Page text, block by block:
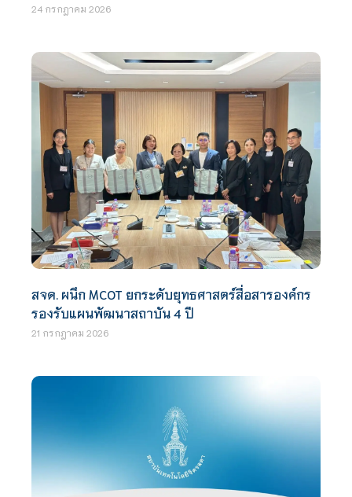
24 กรกฎาคม 2026
สจด. ผนึก MCOT ยกระดับยุทธศาสตร์สื่อสารองค์กร
รองรับแผนพัฒนาสถาบัน 4 ปี
21 กรกฎาคม 2026